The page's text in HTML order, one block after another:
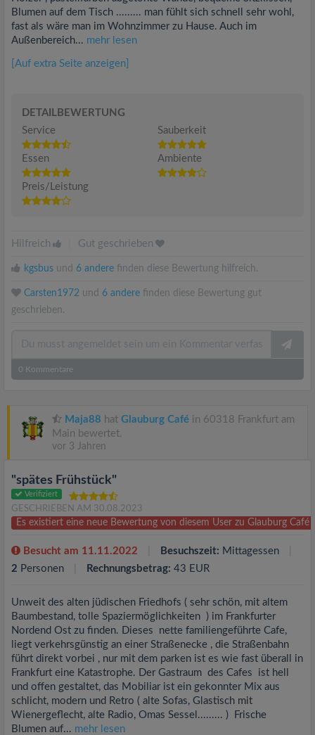
Blumen auf dem Tisch ......... man fühlt sich schnell sehr wohl,
fast als wäre man im Wohnzimmer zu Hause. Auch im
Außenbereich... mehr lesen
[Auf extra Seite anzeigen]
DETAILBEWERTUNG
Service
Sauberkeit
Essen Ambiente
Preis/Leistung
Hilfreich Gut geschrieben
kgsbus und 6 andere finden diese Bewertung hilfreich.
Carsten1972 und 6 andere finden diese Bewertung gut
geschrieben.
0 Kommentare
Maja88 hat Glauburg Café in 60318 Frankfurt am
Main bewertet.
vor 3 Jahren
"spätes Frühstück"
Verifiziert
GESCHRIEBEN AM 30.08.2023
Es existiert eine neue Bewertung von diesem User zu Glauburg Café
Besucht am 11.11.2022 Besuchszeit: Mittagessen
2 Personen Rechnungsbetrag: 43 EUR
Unweit des alten jüdischen Friedhofs ( sehr schön, mit altem
Baumbestand, tolle Spaziermöglichkeiten ) im Frankfurter
Nordend Ost zu finden. Dieses nette familiengeführte Cafe,
liegt verkehrsgünstig an einer Straßenecke , die Straßenbahn
führt direkt vorbei , nur mit dem parken ist es wie fast überall in
Frankfurt eine Katastrophe. Der Gastraum des Cafes ist hell
und offen gestaltet, das Mobiliar ist ein gekonnter Mix aus
schlicht, modern und Retro ( alte Sofas, Glastisch mit
Wienergeflecht, alte Radio, Omas Sessel......... ) Frische
Blumen auf... mehr lesen